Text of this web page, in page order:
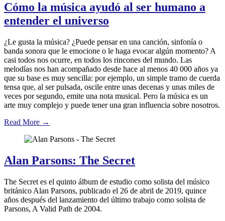
Cómo la música ayudó al ser humano a
entender el universo
¿Le gusta la música? ¿Puede pensar en una canción, sinfonía o
banda sonora que le emocione o le haga evocar algún momento? A
casi todos nos ocurre, en todos los rincones del mundo. Las
melodías nos han acompañado desde hace al menos 40 000 años ya
que su base es muy sencilla: por ejemplo, un simple tramo de cuerda
tensa que, al ser pulsada, oscile entre unas decenas y unas miles de
veces por segundo, emite una nota musical. Pero la música es un
arte muy complejo y puede tener una gran influencia sobre nosotros.
Read More →
Alan Parsons: The Secret
The Secret es el quinto álbum de estudio como solista del músico
británico Alan Parsons, publicado el 26 de abril de 2019,​ quince
años después del lanzamiento del último trabajo como solista de
Parsons, A Valid Path de 2004.